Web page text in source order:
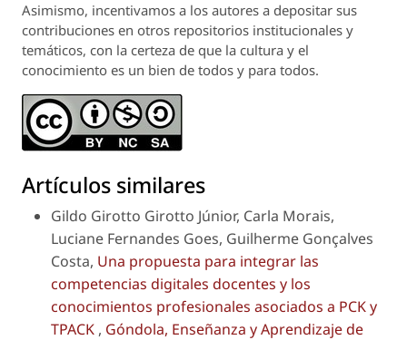
Asimismo, incentivamos a los autores a depositar sus
contribuciones en otros repositorios institucionales y
temáticos, con la certeza de que la cultura y el
conocimiento es un bien de todos y para todos.
Artículos similares
Gildo Girotto Girotto Júnior, Carla Morais,
Luciane Fernandes Goes, Guilherme Gonçalves
Costa, Una propuesta para integrar las
competencias digitales docentes y los
conocimientos profesionales asociados a PCK y
TPACK , Góndola, Enseñanza y Aprendizaje de